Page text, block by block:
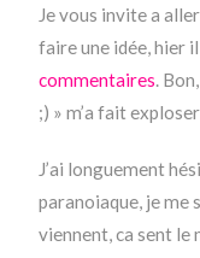
Je vous invite a
faire une idée, hier
commentaires.
;) » m’a fait
J’ai longuement
paranoiaque, je me
viennent, ca sent le